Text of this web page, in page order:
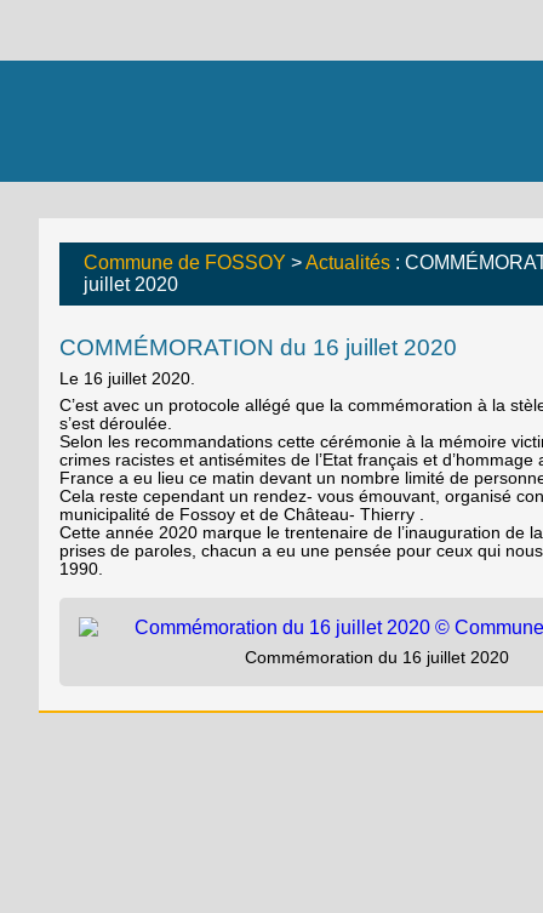
Commune de FOSSOY >Actualités:
juillet 2020
COMMÉMORATION du 16 juillet 2020
Le 16 juillet 2020.
C’est avec un protocole allégé que la commémoration à la
s’est déroulée.
Selon les recommandations cette cérémonie à la mémoire
crimes racistes et antisémites de l’Etat français et d’hommage
France a eu lieu ce matin devant un nombre limité de
Cela reste cependant un rendez- vous émouvant, organisé
municipalité de Fossoy et de Château- Thierry .
Cette année 2020 marque le trentenaire de l’inauguration de
prises de paroles, chacun a eu une pensée pour ceux qui
1990.
Commémoration du 16 juillet 2020